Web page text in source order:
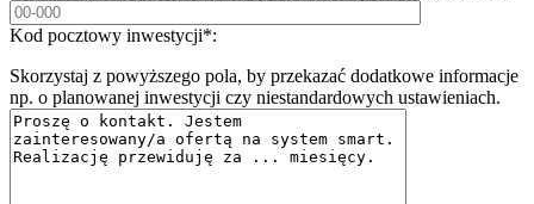
Kod pocztowy inwestycji*:
Skorzystaj z powyższego pola, by przekazać dodatkowe informacje
np. o planowanej inwestycji czy niestandardowych ustawieniach.